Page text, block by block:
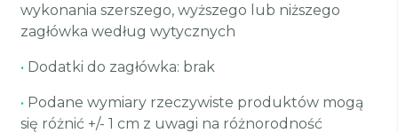
wykonania szerszego, wyższego lub niższego
zagłówka według wytycznych
• Dodatki do zagłówka: brak
• Podane wymiary rzeczywiste produktów mogą
się różnić +/- 1 cm z uwagi na różnorodność